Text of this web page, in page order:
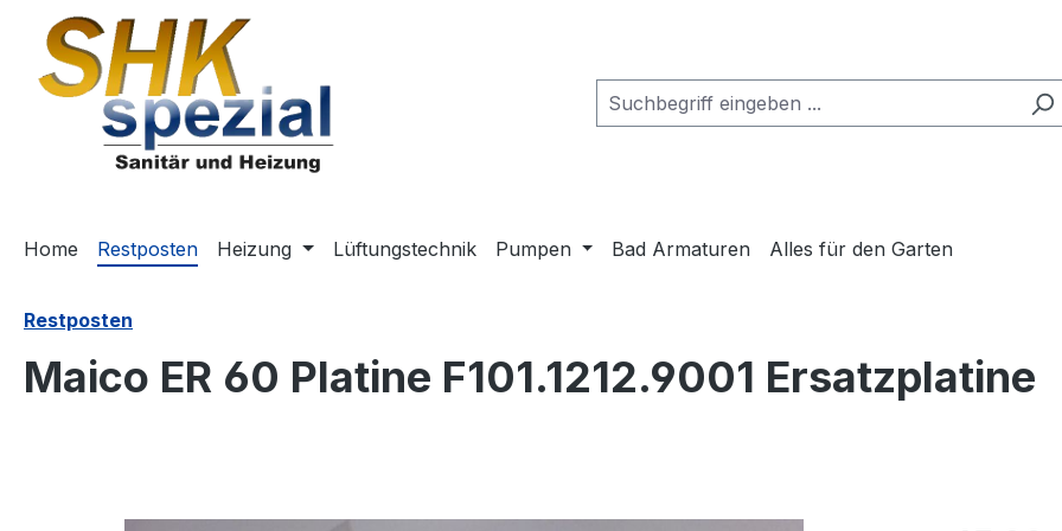
Hauptinhalt springen
Zur Suche springen
Zur Hauptnavigation springen
Home Restposten Heizung Lüftungstechnik Pumpen Bad Armaturen Alles für den Garten
Restposten
Maico ER 60 Platine F101.1212.9001 Ersatzplatine